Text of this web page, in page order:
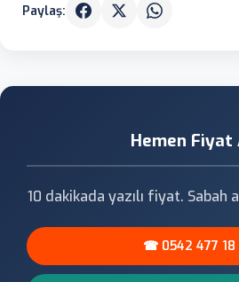
Paylaş:
Hemen Fiyat
10 dakikada yazılı fiyat. Sabah
☎ 0542 477 18